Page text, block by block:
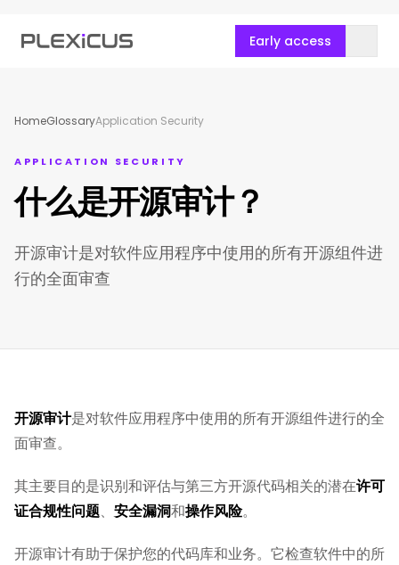
Early access
HomeGlossaryApplication Security
APPLICATION SECURITY
什么是开源审计？
开源审计是对软件应用程序中使用的所有开源组件进
行的全面审查
开源审计是对软件应用程序中使用的所有开源组件进行的全
面审查。
其主要目的是识别和评估与第三方开源代码相关的潜在许可
证合规性问题、安全漏洞和操作风险。
开源审计有助于保护您的代码库和业务。它检查软件中的所